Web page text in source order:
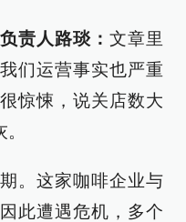
责人 路琰 ：文章里
们运营事实也严重
惊悚，说关店数大
。这家咖啡企业与
此遭遇危机，多个